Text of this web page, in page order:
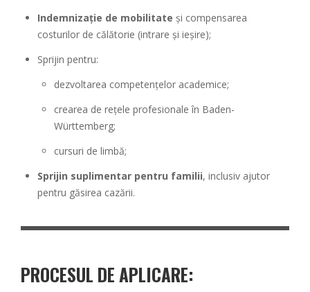
Indemnizație de mobilitate și compensarea
costurilor de călătorie (intrare și ieșire);
Sprijin pentru:
dezvoltarea competențelor academice;
crearea de rețele profesionale în Baden-
Württemberg;
cursuri de limbă;
Sprijin suplimentar pentru familii, inclusiv ajutor
pentru găsirea cazării.
PROCESUL DE APLICARE: